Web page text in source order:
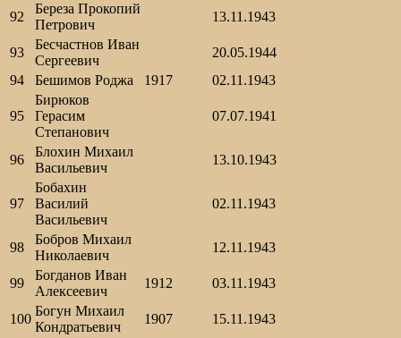
92
Береза Прокопий
Петрович
13.11.1943
93
Бесчастнов Иван
Сергеевич
20.05.1944
94
Бешимов Роджа 1917 02.11.1943
95
Бирюков
Герасим
Степанович
07.07.1941
96
Блохин Михаил
Васильевич
13.10.1943
97
Бобахин
Василий
Васильевич
02.11.1943
98
Бобров Михаил
Николаевич
12.11.1943
99
Богданов Иван
Алексеевич
1912 03.11.1943
100
Богун Михаил
Кондратьевич
1907 15.11.1943